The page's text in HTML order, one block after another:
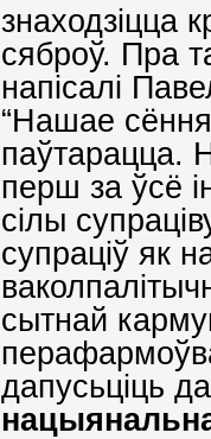
знаходзіцца
сяброў. Пра
напісалі
“Нашае
паўтарацца.
перш за ўсё
сілы
супраціў як
сытнай
дапусьціць